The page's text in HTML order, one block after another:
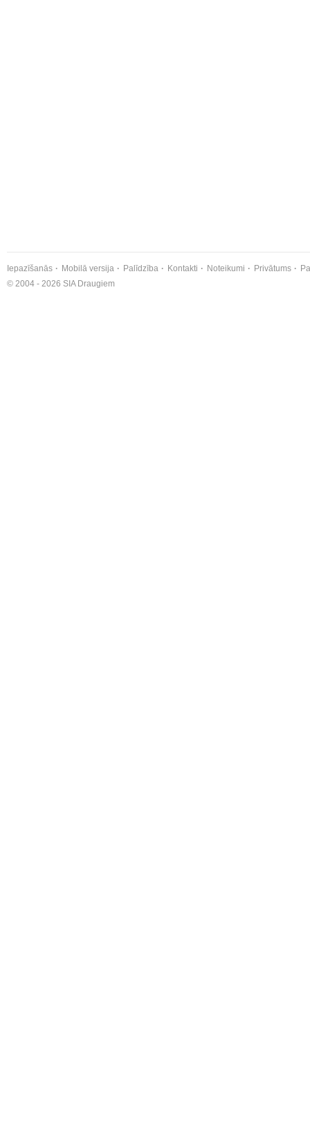
Iepazīšanās Mobilā versija Palīdzība Kontakti Noteikumi Privātums
© 2004 - 2026 SIA Draugiem